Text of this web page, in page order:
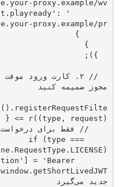
proxy.example/wv'
'com.microsoft.playready'
proxy.example/pr'
مجوز ضمیمه کنید
r( ( type, request ) =>
// فقط برای درخواست‌های از نوع مجوز (LICENSE)
if (type ===
] =
'Bearer
window.getShortLivedJWT();
جدید می‌گیرد